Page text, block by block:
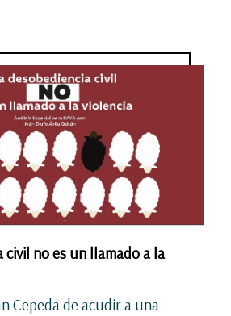
civil no es un llamado a la
Cepeda de acudir a una